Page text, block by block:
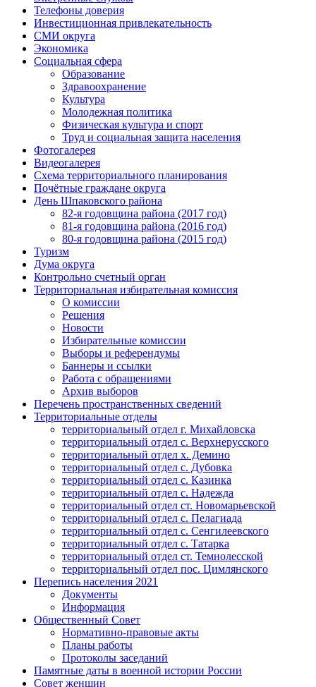
Телефоны доверия
Инвестиционная привлекательность
СМИ округа
Экономика
Социальная сфера
Образование
Здравоохранение
Культура
Молодежная политика
Физическая культура и спорт
Труд и социальная защита населения
Фотогалерея
Видеогалерея
Схема территориального планирования
Почётные граждане округа
День Шпаковского района
82-я годовщина района (2017 год)
81-я годовщина района (2016 год)
80-я годовщина района (2015 год)
Туризм
Дума округа
Контрольно счетный орган
Территориальная избирательная комиссия
О комиссии
Решения
Новости
Избирательные комиссии
Выборы и референдумы
Баннеры и ссылки
Работа с обращениями
Архив выборов
Перечень пространственных сведений
Территориальные отделы
территориальный отдел г. Михайловска
территориальный отдел с. Верхнерусского
территориальный отдел х. Демино
территориальный отдел с. Дубовка
территориальный отдел с. Казинка
территориальный отдел с. Надежда
территориальный отдел ст. Новомарьевской
территориальный отдел с. Пелагиада
территориальный отдел с. Сенгилеевского
территориальный отдел с. Татарка
территориальный отдел ст. Темнолесской
территориальный отдел пос. Цимлянского
Перепись населения 2021
Документы
Информация
Общественный Совет
Нормативно-правовые акты
Планы работы
Протоколы заседаний
Памятные даты в военной истории России
Совет женщин